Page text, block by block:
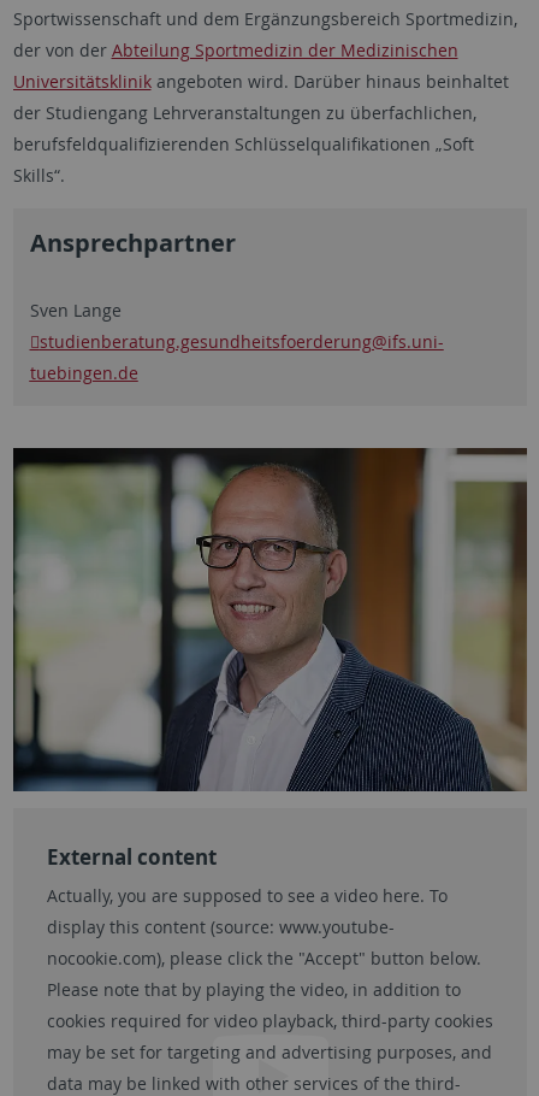
Sportwissenschaft und dem Ergänzungsbereich Sportmedizin,
der von der Abteilung Sportmedizin der Medizinischen
Universitätsklinikangeboten wird. Darüber hinaus beinhaltet
der Studiengang Lehrveranstaltungen zu überfachlichen,
berufsfeldqualifizierenden Schlüsselqualifikationen „Soft
Skills“.
Ansprechpartner
Sven Lange
studienberatung.gesundheitsfoerderung@ifs.uni-
tuebingen.de
External content
Actually, you are supposed to see a video here. To
display this content (source: www.youtube-
nocookie.com), please click the "Accept" button below.
Please note that by playing the video, in addition to
cookies required for video playback, third-party cookies
may be set for targeting and advertising purposes, and
data may be linked with other services of the third-